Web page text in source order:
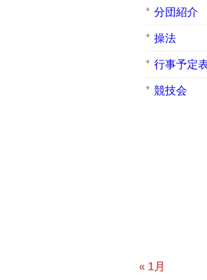
分団紹介
操法
行事予定
競技会
« 1月